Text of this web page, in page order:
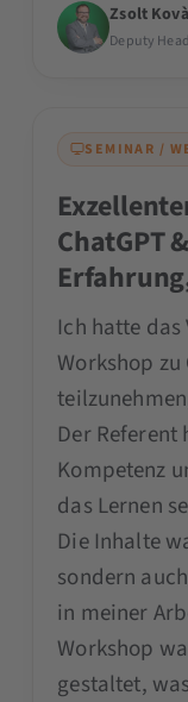
Zsolt
SEMINAR /
ChatGPT
Ich hatte das
Workshop zu
Der
Kompetenz
das Lernen
Die Inhalte
sondern
in meiner
Workshop
gestaltet,